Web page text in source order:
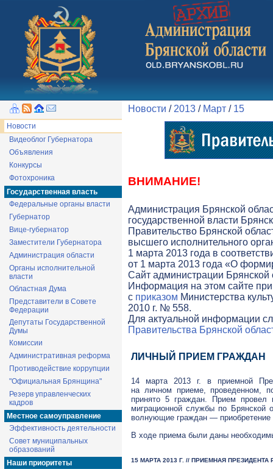
Новости
Видеоблог Губернатора
Объявления
Конкурсы
Фотохроника
Государственная власть
Федеральные органы власти
Губернатор
Вице-губернатор
Заместители Губернатора
Администрация области
Органы исполнительной
власти
Областная Дума
Представители в Совете
Федерации
Депутаты Государственной
Думы
Комиссии
Административная реформа
Противодействие коррупции
"Официальная Брянщина"
Резерв управленческих
кадров
Местное самоуправление
Эффективность деятельности
Совет муниципальных
образований
Наши приоритеты
Новости / 2013 / Март / 15
ВНИМАНИЕ!
Администрация Брянской
государственной власти
Правительство Брянской
высшего исполнительного
1 марта 2013 года в
от 1 марта 2013 года «О
Cайт администрации Брянской
Информация на этом сайте
с приказом Министерства
2010 г. № 558.
Для актуальной информации
Правительства Брянской
ЛИЧНЫЙ ПРИЕМ ГРАЖДАН
14 марта 2013 г. в приемной
на личном приеме, проведенном,
принято 5 граждан. Прием провел
миграционной службы по Брянской
волнующие граждан — приобретение
В ходе приема были даны
15 МАРТА 2013 Г. // ПРИЕМНАЯ